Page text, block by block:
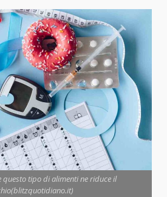
questo tipo di alimenti ne riduce il